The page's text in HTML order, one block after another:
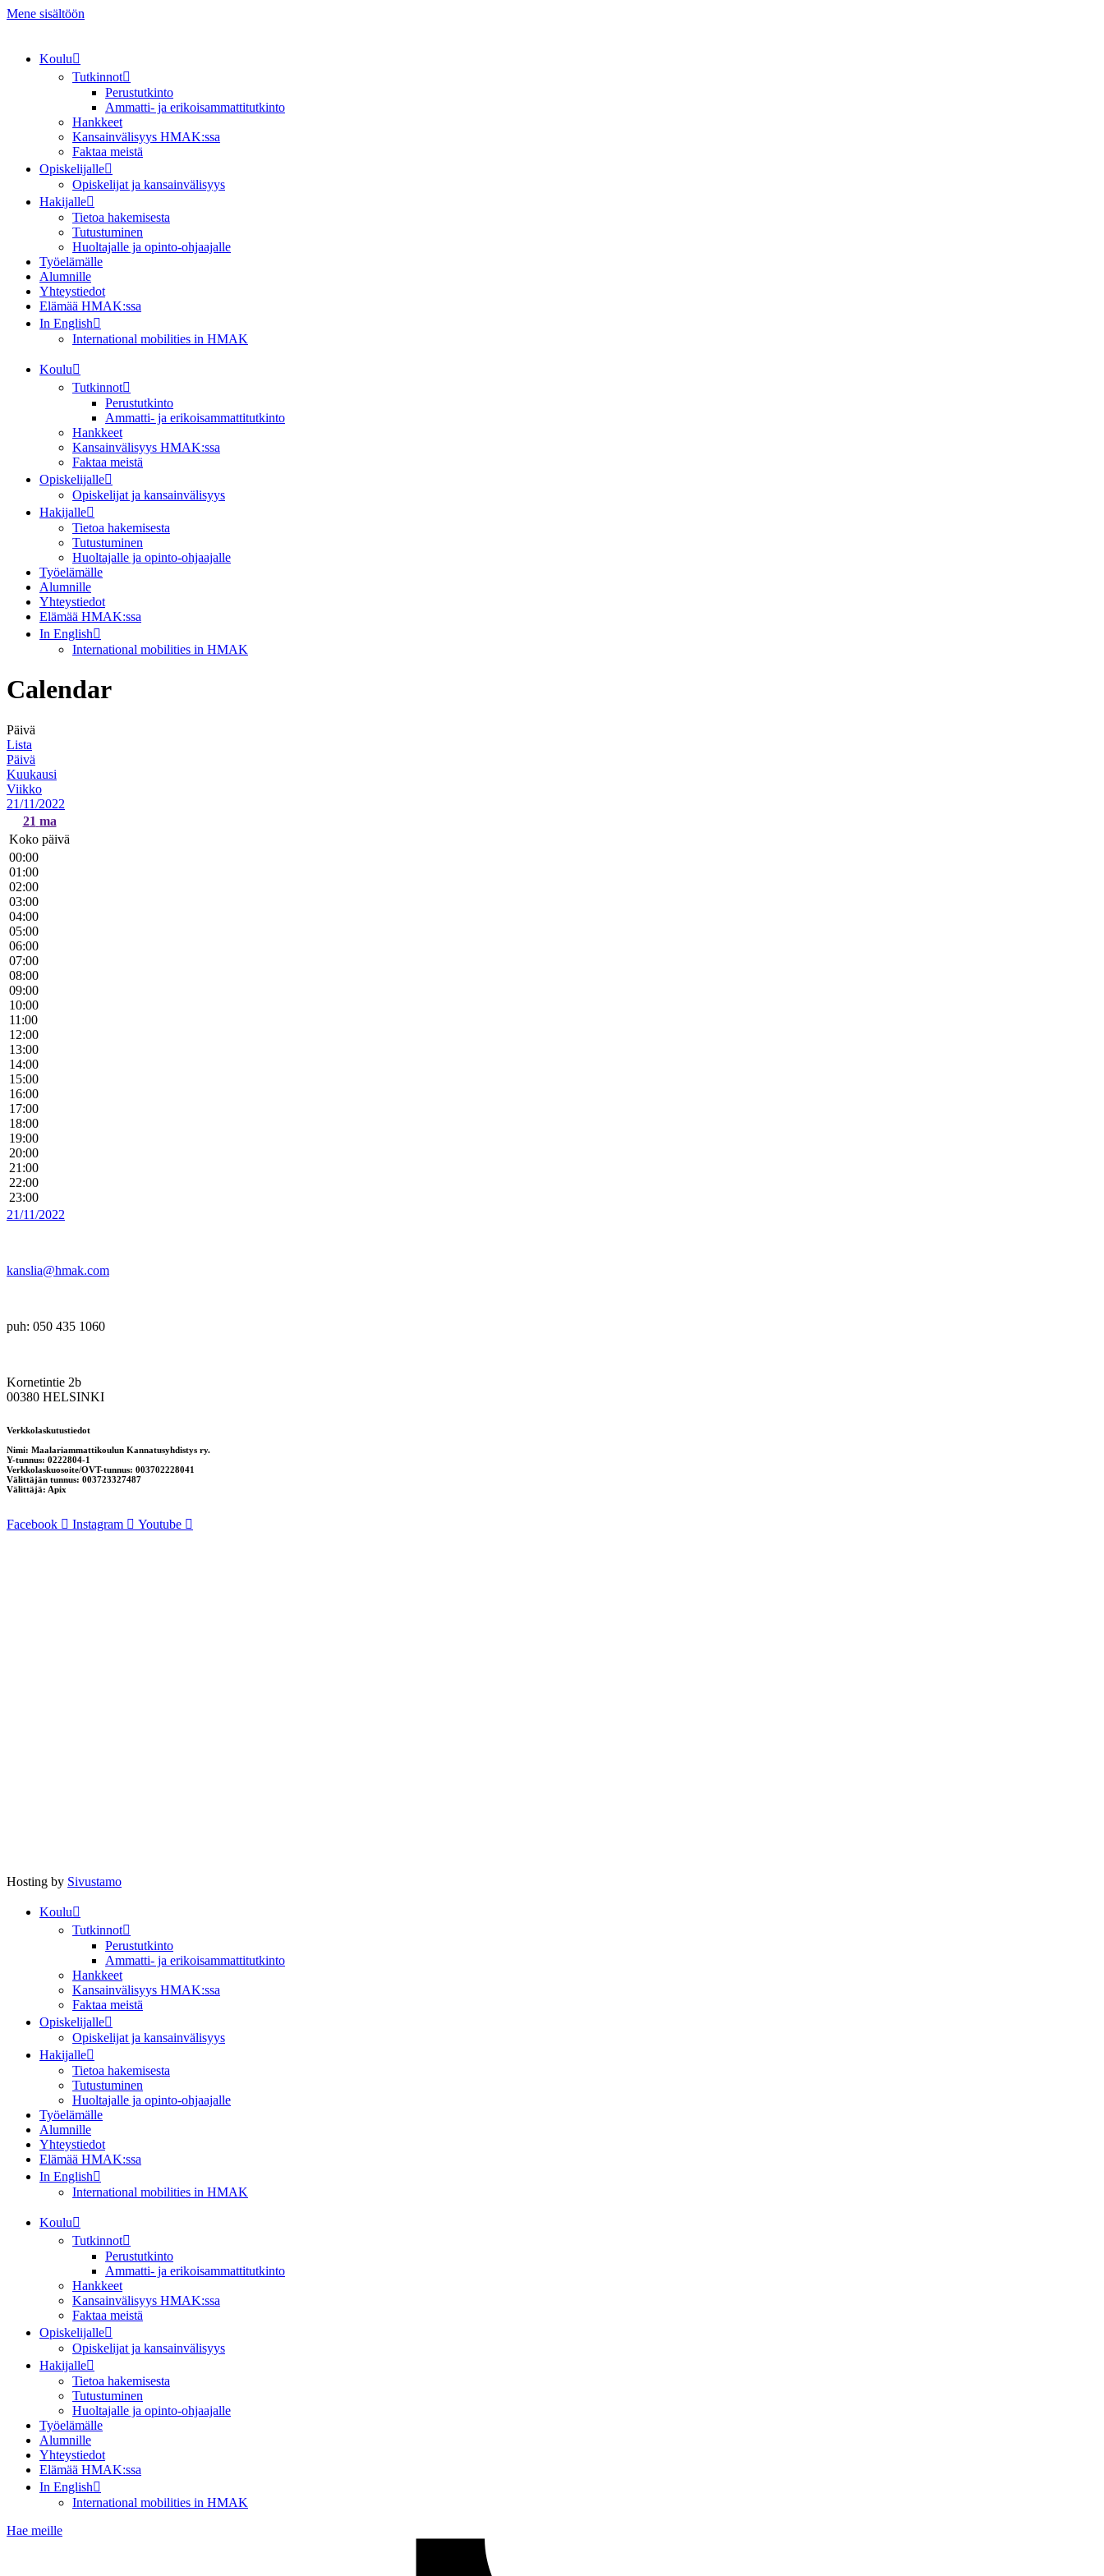
Mene sisältöön
Koulu
Tutkinnot
Perustutkinto
Ammatti- ja erikoisammattitutkinto
Hankkeet
Kansainvälisyys HMAK:ssa
Faktaa meistä
Opiskelijalle
Opiskelijat ja kansainvälisyys
Hakijalle
Tietoa hakemisesta
Tutustuminen
Huoltajalle ja opinto-ohjaajalle
Työelämälle
Alumnille
Yhteystiedot
Elämää HMAK:ssa
In English
International mobilities in HMAK
Koulu
Tutkinnot
Perustutkinto
Ammatti- ja erikoisammattitutkinto
Hankkeet
Kansainvälisyys HMAK:ssa
Faktaa meistä
Opiskelijalle
Opiskelijat ja kansainvälisyys
Hakijalle
Tietoa hakemisesta
Tutustuminen
Huoltajalle ja opinto-ohjaajalle
Työelämälle
Alumnille
Yhteystiedot
Elämää HMAK:ssa
In English
International mobilities in HMAK
Calendar
Päivä
Lista
Päivä
Kuukausi
Viikko
21/11/2022
21 ma
Koko päivä
00:00
01:00
02:00
03:00
04:00
05:00
06:00
07:00
08:00
09:00
10:00
11:00
12:00
13:00
14:00
15:00
16:00
17:00
18:00
19:00
20:00
21:00
22:00
23:00
21/11/2022
kanslia@hmak.com
puh: 050 435 1060
Kornetintie 2b
00380 HELSINKI
Verkkolaskutustiedot
Nimi: Maalariammattikoulun Kannatusyhdistys ry.
Y-tunnus: 0222804-1
Verkkolaskuosoite/OVT-tunnus: 003702228041
Välittäjän tunnus: 003723327487
Välittäjä: Apix
Facebook Instagram Youtube
Hosting by Sivustamo
Koulu
Tutkinnot
Perustutkinto
Ammatti- ja erikoisammattitutkinto
Hankkeet
Kansainvälisyys HMAK:ssa
Faktaa meistä
Opiskelijalle
Opiskelijat ja kansainvälisyys
Hakijalle
Tietoa hakemisesta
Tutustuminen
Huoltajalle ja opinto-ohjaajalle
Työelämälle
Alumnille
Yhteystiedot
Elämää HMAK:ssa
In English
International mobilities in HMAK
Koulu
Tutkinnot
Perustutkinto
Ammatti- ja erikoisammattitutkinto
Hankkeet
Kansainvälisyys HMAK:ssa
Faktaa meistä
Opiskelijalle
Opiskelijat ja kansainvälisyys
Hakijalle
Tietoa hakemisesta
Tutustuminen
Huoltajalle ja opinto-ohjaajalle
Työelämälle
Alumnille
Yhteystiedot
Elämää HMAK:ssa
In English
International mobilities in HMAK
Hae meille